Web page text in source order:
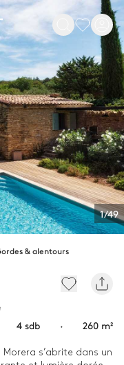
1/49
& alentours
4 sdb · 260 m²
s’abrite dans un